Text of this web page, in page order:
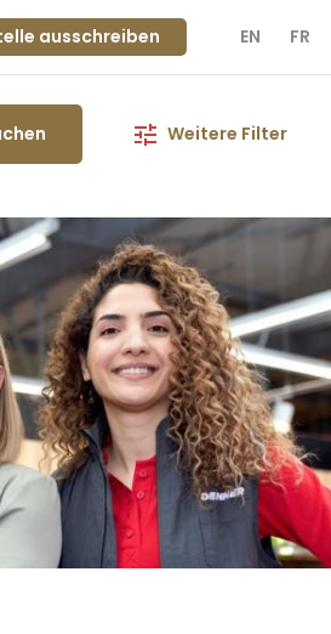
ausschreiben EN FR
Weitere Filter